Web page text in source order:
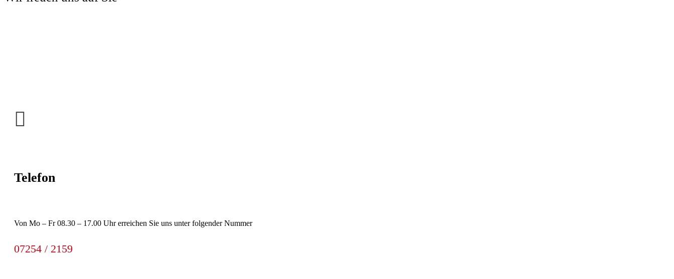
Telefon
Von Mo – Fr 08.30 – 17.00 Uhr erreichen Sie uns unter folgender Nummer
07254 / 2159